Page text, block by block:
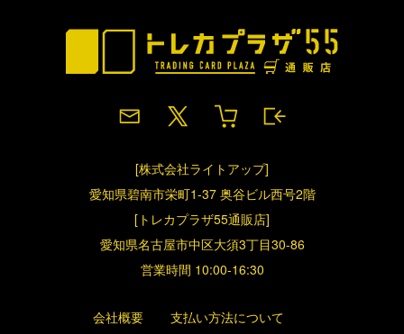
[株式会社ライトアップ]
愛知県碧南市栄町1-37 奥谷ビル西号2階
[トレカプラザ55通販店]
愛知県名古屋市中区大須3丁目30-86
営業時間 10:00-16:30
会社概要
支払い方法について